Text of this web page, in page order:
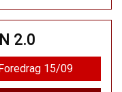
2.0
15/09